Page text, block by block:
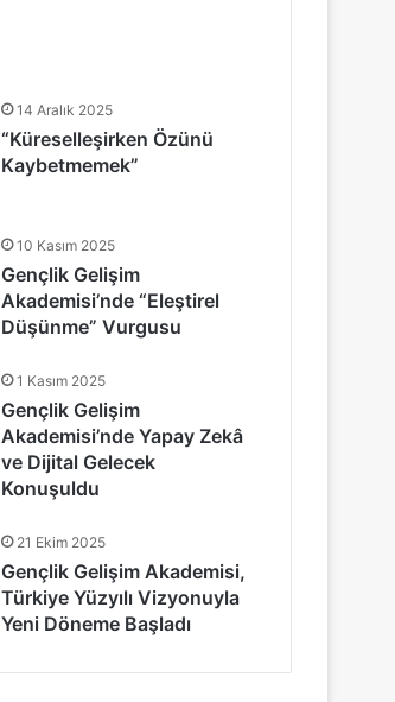
14 Aralık 2025
“Küreselleşirken Özünü
Kaybetmemek”
10 Kasım 2025
Gençlik Gelişim
Akademisi’nde “Eleştirel
Düşünme” Vurgusu
1 Kasım 2025
Gençlik Gelişim
Akademisi’nde Yapay Zekâ
ve Dijital Gelecek
Konuşuldu
21 Ekim 2025
Gençlik Gelişim Akademisi,
Türkiye Yüzyılı Vizyonuyla
Yeni Döneme Başladı